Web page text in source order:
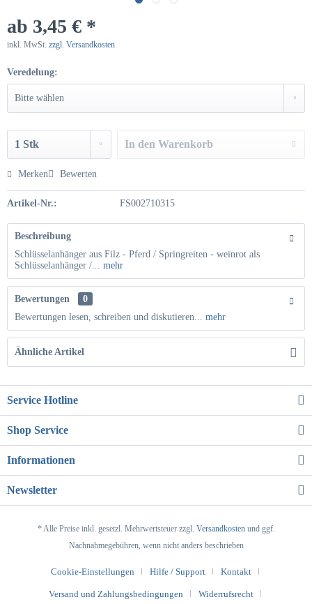
ab 3,45 € *
inkl. MwSt. zzgl. Versandkosten
Veredelung:
In den Warenkorb
Merken Bewerten
Artikel-Nr.: FS002710315
Beschreibung
Schlüsselanhänger aus Filz - Pferd / Springreiten - weinrot als
Schlüsselanhänger /... mehr
Bewertungen
0
Bewertungen lesen, schreiben und diskutieren... mehr
Ähnliche Artikel
Service Hotline
Shop Service
Informationen
Newsletter
* Alle Preise inkl. gesetzl. Mehrwertsteuer zzgl. Versandkostenund ggf.
Nachnahmegebühren, wenn nicht anders beschrieben
Cookie-Einstellungen Hilfe / Support Kontakt
Versand und Zahlungsbedingungen Widerrufsrecht